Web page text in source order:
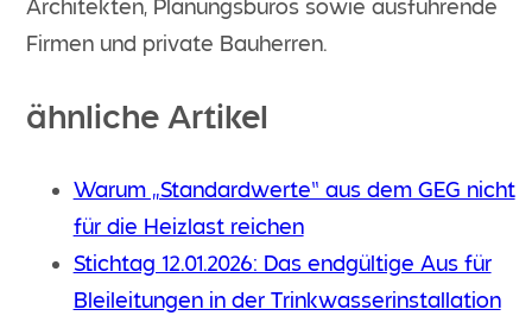
Architekten, Planungsbüros sowie ausführende
Firmen und private Bauherren.
ähnliche Artikel
Warum „Standardwerte“ aus dem GEG nicht
für die Heizlast reichen
Stichtag 12.01.2026: Das endgültige Aus für
Bleileitungen in der Trinkwasserinstallation